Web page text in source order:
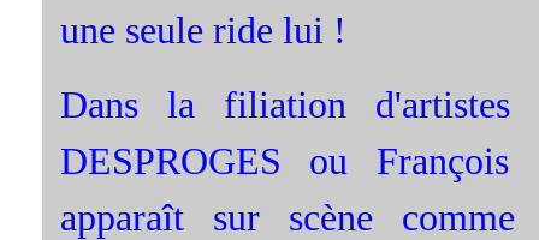
une seule ride lui !
Dans la filiation d'artistes
DESPROGES ou
apparaît sur scène